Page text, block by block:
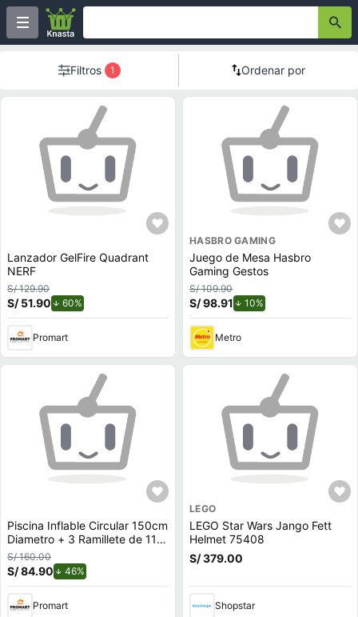
Filtros 1 Ordenar por
Lanzador GelFire Quadrant
NERF
S/ 129.90
S/ 51.90 60%
Promart
HASBRO GAMING
Juego de Mesa Hasbro
Gaming Gestos
S/ 109.90
S/ 98.91 10%
Metro
Piscina Inflable Circular 150cm
Diametro + 3 Ramillete de 111
Globos
S/ 160.00
S/ 84.90 46%
Promart
LEGO
LEGO Star Wars Jango Fett
Helmet 75408
S/ 379.00
Shopstar